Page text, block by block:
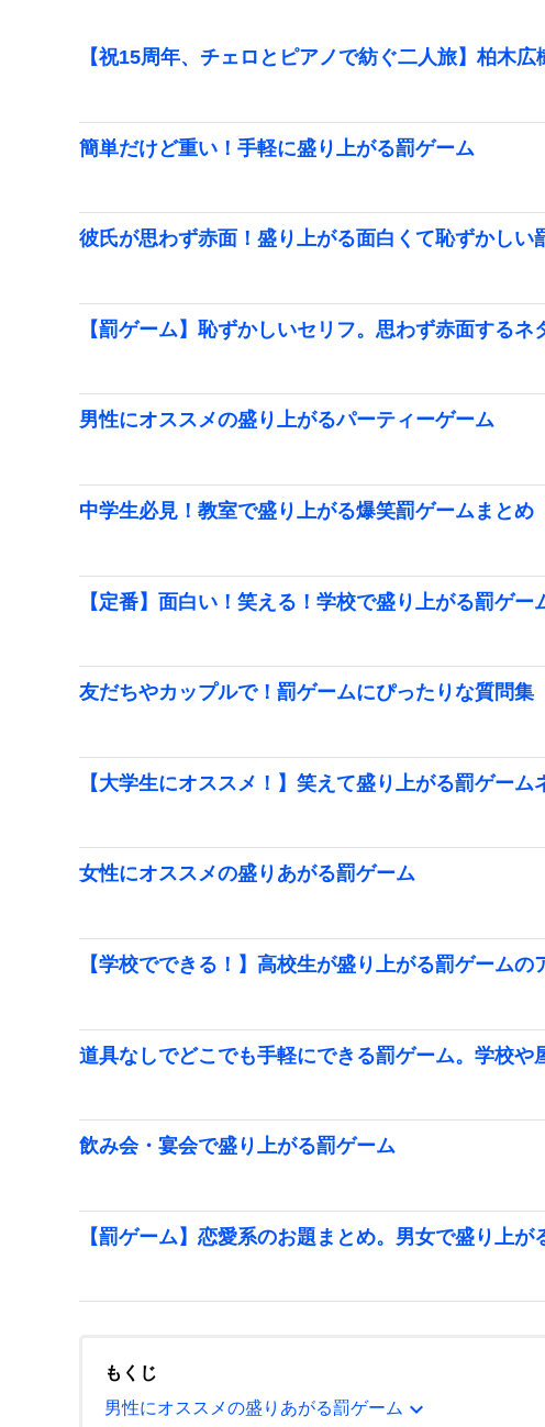
【祝15周年、チェロとピアノで紡ぐ二人旅】柏木
簡単だけど重い！手軽に盛り上がる罰ゲーム
彼氏が思わず赤面！盛り上がる面白くて恥ずかしい
【罰ゲーム】恥ずかしいセリフ。思わず赤面するネ
男性にオススメの盛り上がるパーティーゲーム
中学生必見！教室で盛り上がる爆笑罰ゲームまとめ
【定番】面白い！笑える！学校で盛り上がる罰ゲー
友だちやカップルで！罰ゲームにぴったりな質問集
【大学生にオススメ！】笑えて盛り上がる罰ゲーム
女性にオススメの盛りあがる罰ゲーム
【学校でできる！】高校生が盛り上がる罰ゲームの
道具なしでどこでも手軽にできる罰ゲーム。学校や
飲み会・宴会で盛り上がる罰ゲーム
【罰ゲーム】恋愛系のお題まとめ。男女で盛り上が
もくじ
男性にオススメの盛りあがる罰ゲーム expand_more